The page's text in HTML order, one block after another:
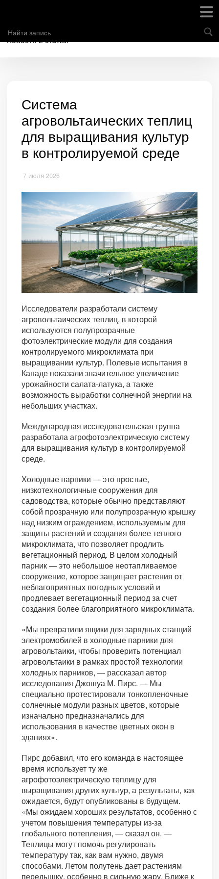
Новости и статьи
Система
агровольтаических теплиц
для выращивания культур
в контролируемой среде
7 июля 2026
Исследователи разработали систему
агровольтаических теплиц, в которой
используются полупрозрачные
фотоэлектрические модули для создания
контролируемого микроклимата при
выращивании культур. Полевые испытания в
Канаде показали значительное увеличение
урожайности салата-латука, а также
возможность выработки солнечной энергии на
небольших участках.
Международная исследовательская группа
разработала агрофотоэлектрическую систему
для выращивания культур в контролируемой
среде.
Холодные парники — это простые,
низкотехнологичные сооружения для
садоводства, которые обычно представляют
собой прозрачную или полупрозрачную крышку
над низким ограждением, используемым для
защиты растений и создания более теплого
микроклимата, что позволяет продлить
вегетационный период. В целом холодный
парник — это небольшое неотапливаемое
сооружение, которое защищает растения от
неблагоприятных погодных условий и
продлевает вегетационный период за счет
создания более благоприятного микроклимата.
«Мы превратили ящики для зарядных станций
электромобилей в холодные парники для
агровольтаики, чтобы проверить потенциал
агровольтаики в рамках простой технологии
холодных парников, — рассказал автор
исследования Джошуа М. Пирс. — Мы
специально протестировали тонкопленочные
солнечные модули разных цветов, которые
изначально предназначались для
использования в качестве цветных окон в
зданиях».
Пирс добавил, что его команда в настоящее
время использует ту же
агрофотоэлектрическую теплицу для
выращивания других культур, а результаты, как
ожидается, будут опубликованы в будущем.
«Мы ожидаем хороших результатов, особенно с
учетом повышения температуры из-за
глобального потепления, — сказал он. —
Теплицы могут помочь регулировать
температуру так, как вам нужно, двумя
способами. Летом полутень дает растениям
передышку, особенно в сильную жару. Ближе к